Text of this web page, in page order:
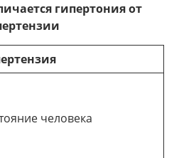
гипертония от
человека